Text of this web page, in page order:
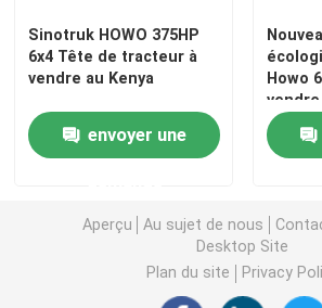
Sinotruk HOWO 375HP
6x4 Tête de tracteur à
vendre au Kenya
envoyer une
Howo
vendre
du
bâche
Aperçu Au sujet de nous
Desktop Site
Plan du site
Privacy